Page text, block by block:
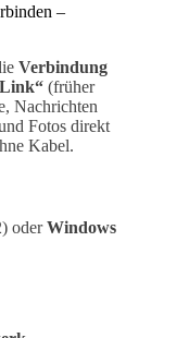
–
Verbindung
(früher
Nachrichten
Fotos direkt
Kabel.
oderWindows